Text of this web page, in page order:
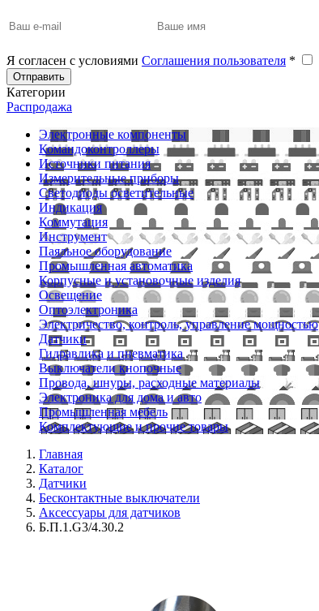
Я согласен с условиями Соглашения пользователя *
Отправить
Категории
Распродажа
Электронные компоненты
Командоконтроллеры
Источники питания
Измерительные приборы
Светодиоды осветительные
Индикация
Коммутация
Инструмент
Паяльное оборудование
Промышленная автоматика
Корпусные и установочные изделия
Освещение
Оптоэлектроника
Электричество, контроль, управление мощностью
Датчики
Гидравлика и пневматика
Выключатели кнопочные
Провода, шнуры, расходные материалы
Электроника для дома и авто
Промышленная мебель
Комплектующие и прочие товары
Главная
Каталог
Датчики
Бесконтактные выключатели
Аксессуары для датчиков
Б.П.1.G3/4.30.2